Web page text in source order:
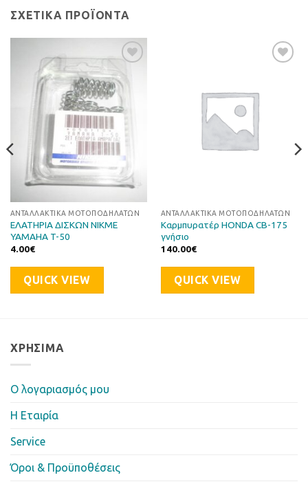
ΣΧΕΤΙΚΆ ΠΡΟΪΌΝΤΑ
Προσθήκη
στη Λίστα
Επιθυμιών
ΑΝΤΑΛΛΑΚΤΙΚΆ ΜΟΤΟΠΟΔΗΛΆΤΩΝ
ΕΛΑΤΗΡΙΑ ΔΙΣΚΩΝ NIKME
YAMAHA T-50
4.00€
QUICK VIEW
Επιθυμιών
ΑΝΤΑΛΛΑΚΤΙΚΆ ΜΟΤΟΠΟΔΗΛΆΤΩΝ
Καρμπυρατέρ HONDA CB-175
γνήσιο
140.00€
QUICK VIEW
ΧΡΉΣΙΜΑ
Ο λογαριασμός μου
Η Eταιρία
Service
Όροι & Προϋποθέσεις